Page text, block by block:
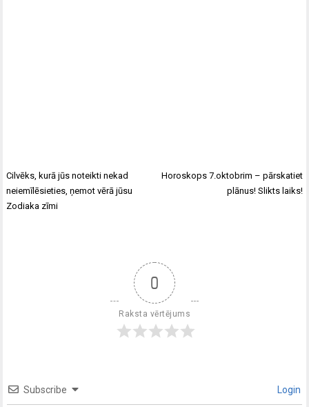
Cilvēks, kurā jūs noteikti nekad
neiemīlēsieties, ņemot vērā jūsu
Zodiaka zīmi
Horoskops 7.oktobrim – pārskatiet
plānus! Slikts laiks!
0
Raksta vērtējums
Subscribe Login